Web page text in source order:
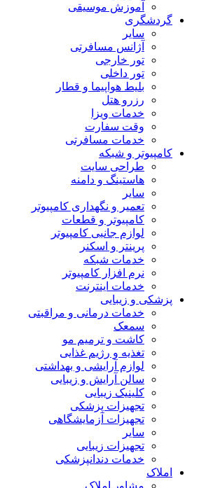
آموزش موسیقی
گردشگری
سایر
آژانس مسافرتی
تور خارجی
تور داخلی
بلیط هواپیما و قطار
رزرو هتل
خدمات ویزا
وقت سفارت
خدمات مسافرتی
کامپیوتر و شبکه
طراحی سایت
هاستینگ و دامنه
سایر
تعمیر و نگهداری کامپیوتر
کامپیوتر و قطعات
لوازم جانبی کامپیوتر
پرینتر و اسکنر
خدمات شبکه
نرم افزار کامپیوتر
خدمات اینترنت
پزشکی و زیبایی
خدمات درمانی و مراقبتی
سمعک
کاشت و ترمیم مو
تغذیه و رژیم غذایی
لوازم آرایشی و بهداشتی
سالن آرایش و زیبایی
کلینیک زیبایی
تجهیزات پزشکی
تجهیزات آزمایشگاهی
سایر
تجهیزات زیبایی
خدمات دندانپزشکی
املاک